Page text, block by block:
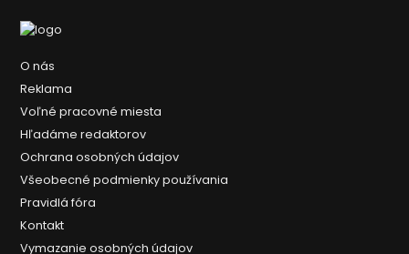
O nás
Reklama
Voľné pracovné miesta
Hľadáme redaktorov
Ochrana osobných údajov
Všeobecné podmienky používania
Pravidlá fóra
Kontakt
Vymazanie osobných údajov